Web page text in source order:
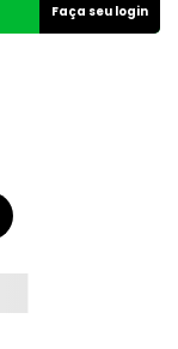
Faça seu login